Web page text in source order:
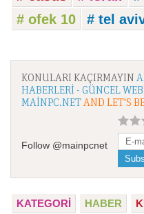
# ofek 10
# tel
KONULARI KAÇIRMAYIN
HABERLERI - GÜNCEL
MAINPC.NETAND LET'S
Follow @mainpcnet
KATEGORI HABER